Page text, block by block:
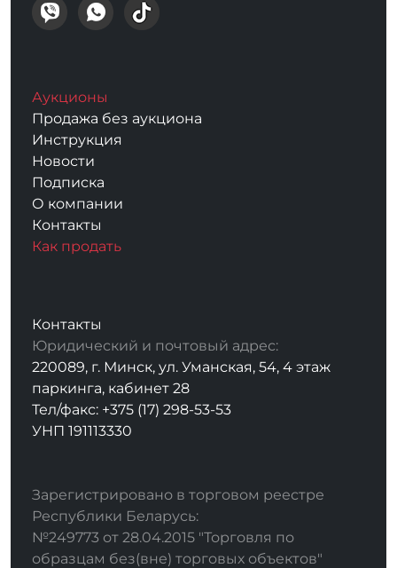
Аукционы
Продажа без аукциона
Инструкция
Новости
Подписка
О компании
Контакты
Как продать
Контакты
Юридический и почтовый адрес:
220089, г. Минск, ул. Уманская, 54, 4 этаж
паркинга, кабинет 28
Тел/факс: +375 (17) 298-53-53
УНП 191113330
Зарегистрировано в торговом реестре
Республики Беларусь:
№249773 от 28.04.2015 "Торговля по
образцам без(вне) торговых объектов"